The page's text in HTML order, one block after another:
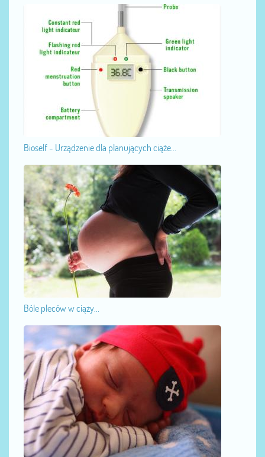
Bioself - Urządzenie dla planujących ciąże...
Bóle pleców w ciąży...